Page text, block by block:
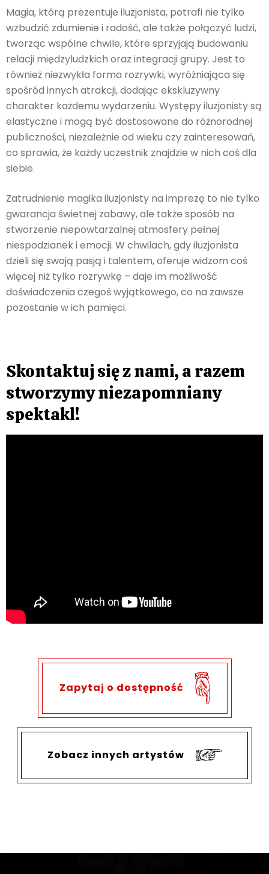
Magia, którą prezentuje iluzjonista, potrafi nie tylko
wzbudzić zdumienie i radość, ale także połączyć ludzi,
tworząc wspólne chwile, które sprzyjają budowaniu
relacji międzyludzkich oraz integracji grupy. Jest to
również niezwykła forma rozrywki, wyróżniająca się
spośród innych atrakcji, dodając ekskluzywny
charakter każdemu wydarzeniu. Występy iluzjonisty są
elastyczne i mogą być dostosowane do różnorodnej
publiczności, niezależnie od wieku czy zainteresowań,
co sprawia, że każdy uczestnik znajdzie w nich coś dla
siebie.
Zatrudnienie magika iluzjonisty na imprezę to nie tylko
gwarancja świetnej zabawy, ale także sposób na
stworzenie niepowtarzalnej atmosfery pełnej
niespodzianek i emocji. W chwilach, gdy iluzjonista
dzieli się swoją pasją i talentem, oferuje widzom coś
więcej niż tylko rozrywkę – daje im możliwość
doświadczenia czegoś wyjątkowego, co na zawsze
pozostanie w ich pamięci.
Skontaktuj się z nami, a razem
stworzymy niezapomniany
spektakl!
Zapytaj o dostępność
Zobacz innych artystów